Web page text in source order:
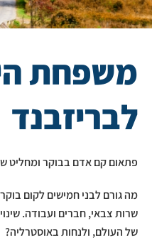
משפחת
לבריזבנד
פתאום קם אדם בבוקר ומחליט
מה גורם לבני חמישים לקום
שרות צבאי, חברים ועבודה.
של העולם, ולנחות באוסטרליה?